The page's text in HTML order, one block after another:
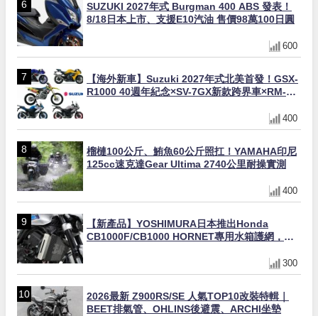
SUZUKI 2027年式 Burgman 400 ABS 發表！
8/18日本上市、支援E10汽油 售價98萬100日圓
600
【海外新車】Suzuki 2027年式北美首發！GSX-
R1000 40週年紀念×SV-7GX新款跨界車×RM-
400
榴槤100公斤、鮪魚60公斤照扛！YAMAHA印尼
125cc速克達Gear Ultima 2740公里耐操實測
400
【新產品】YOSHIMURA日本推出Honda
CB1000F/CB1000 HORNET專用水箱護網，六
300
2026最新 Z900RS/SE 人氣TOP10改裝特輯｜
BEET排氣管、OHLINS後避震、ARCHI坐墊